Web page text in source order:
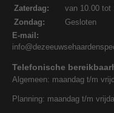
Zaterdag:
van 10.00 tot
Zondag:
Gesloten
E-mail:
Telefonische
Algemeen: maandag t/m
Planning: maandag t/m